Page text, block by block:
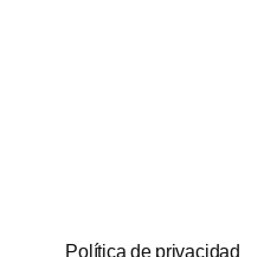
Política de privacidad